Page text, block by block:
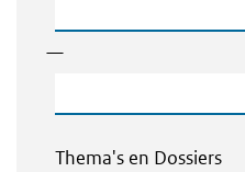
—
Thema's en Dossiers